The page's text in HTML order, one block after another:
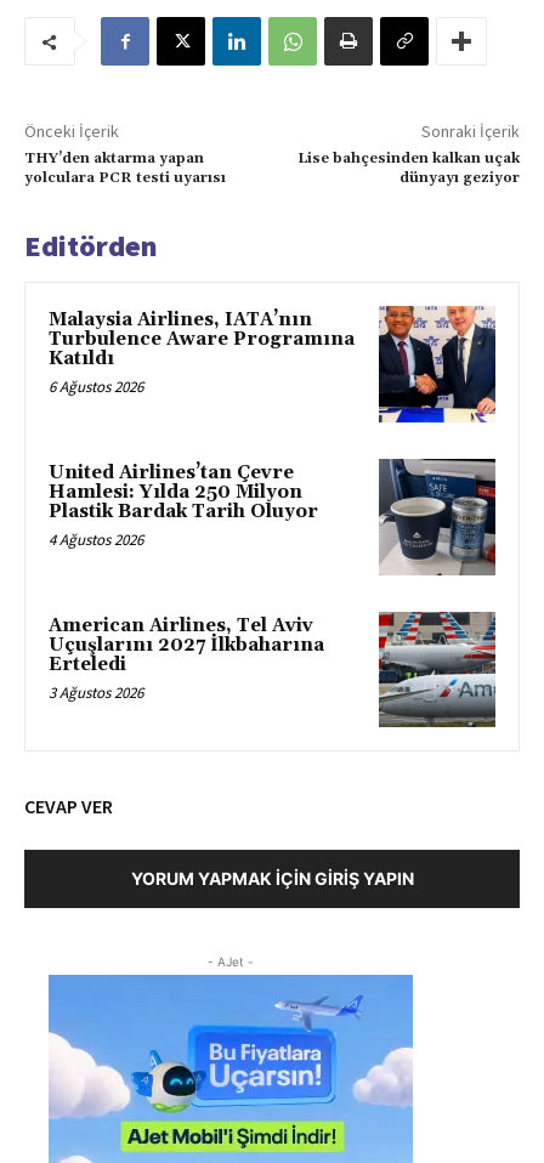
Önceki İçerik
THY’den aktarma yapan
yolculara PCR testi uyarısı
Sonraki İçerik
Lise bahçesinden kalkan uçak
dünyayı geziyor
Editörden
Malaysia Airlines, IATA’nın
Turbulence Aware Programına
Katıldı
6 Ağustos 2026
United Airlines’tan Çevre
Hamlesi: Yılda 250 Milyon
Plastik Bardak Tarih Oluyor
4 Ağustos 2026
American Airlines, Tel Aviv
Uçuşlarını 2027 İlkbaharına
Erteledi
3 Ağustos 2026
CEVAP VER
YORUM YAPMAK İÇIN GIRIŞ YAPIN
- AJet -